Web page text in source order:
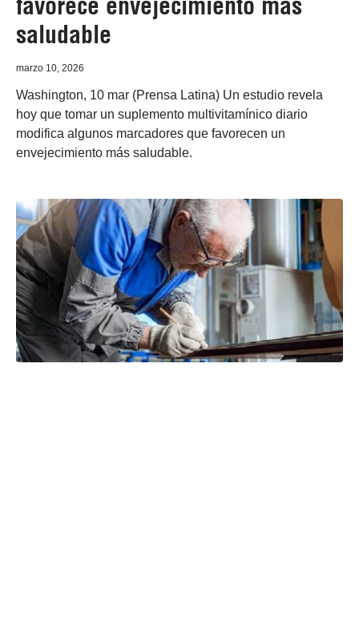
saludable
marzo 10, 2026
Washington, 10 mar (Prensa Latina) Un estudio revela
hoy que tomar un suplemento multivitamínico diario
modifica algunos marcadores que favorecen un
envejecimiento más saludable.